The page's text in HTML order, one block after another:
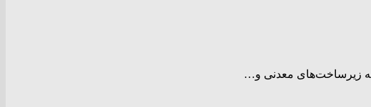
زیرساخت‌های معدنی و…